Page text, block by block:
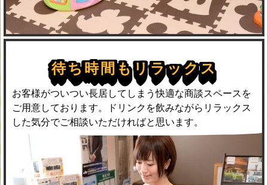
待ち時間もリラックス
お客様がついつい長居してしまう快適な商談スペースを
ご用意しております。ドリンクを飲みながらリラックス
した気分でご相談いただければと思います。